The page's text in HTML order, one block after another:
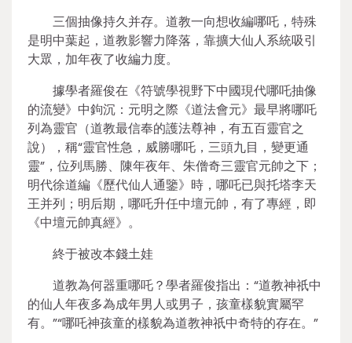
三個抽像持久并存。道教一向想收編哪吒，特殊
是明中葉起，道教影響力降落，靠擴大仙人系統吸引
大眾，加年夜了收編力度。
據學者羅俊在《符號學視野下中國現代哪吒抽像
的流變》中鉤沉：元明之際《道法會元》最早將哪吒
列為靈官（道教最信奉的護法尊神，有五百靈官之
說），稱“靈官性急，威勝哪吒，三頭九目，變更通
靈”，位列馬勝、陳年夜年、朱僧奇三靈官元帥之下；
明代徐道編《歷代仙人通鑒》時，哪吒已與托塔李天
王并列；明后期，哪吒升任中壇元帥，有了專經，即
《中壇元帥真經》。
終于被改本錢土娃
道教為何器重哪吒？學者羅俊指出：“道教神祇中
的仙人年夜多為成年男人或男子，孩童樣貌實屬罕
有。”“哪吒神孩童的樣貌為道教神祇中奇特的存在。”